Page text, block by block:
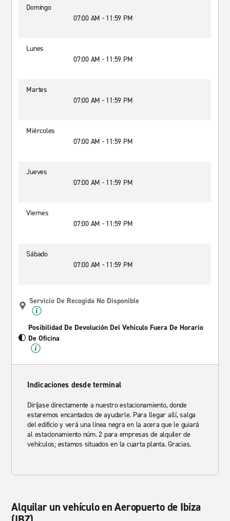
Domingo
07:00 AM - 11:59 PM
Lunes
07:00 AM - 11:59 PM
Martes
07:00 AM - 11:59 PM
Miércoles
07:00 AM - 11:59 PM
Jueves
07:00 AM - 11:59 PM
Viernes
07:00 AM - 11:59 PM
Sábado
07:00 AM - 11:59 PM
Servicio De Recogida No Disponible
Posibilidad De Devolución Del Vehículo Fuera De Horario
De Oficina
Indicaciones desde terminal
Diríjase directamente a nuestro estacionamiento, donde
estaremos encantados de ayudarle. Para llegar allí, salga
del edificio y verá una línea negra en la acera que le guiará
al estacionamiento núm. 2 para empresas de alquiler de
vehículos; estamos situados en la cuarta planta. Gracias.
Alquilar un vehículo en Aeropuerto de Ibiza